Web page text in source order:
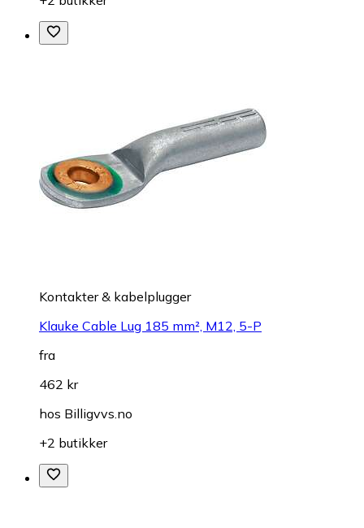
Kontakter & kabelplugger
Klauke Cable Lug 185 mm², M12, 5-P
fra
462 kr
hos Billigvvs.no
+2 butikker